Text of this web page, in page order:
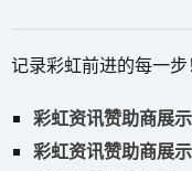
记录彩虹前进的每一步！
彩虹资讯赞助商展
彩虹资讯赞助商展